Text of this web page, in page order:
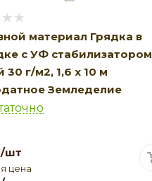
материал Грядка в
с УФ стабилизатором
30 г/м2, 1,6 х 10 м
Земледелие
/шт
цена